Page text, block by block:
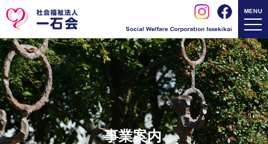
Social Welfare Corporation Issekikai
MENU
事業案内